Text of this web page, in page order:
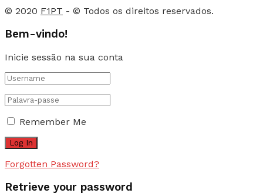
© 2020 F1PT - © Todos os direitos reservados.
Bem-vindo!
Inicie sessão na sua conta
Remember Me
Forgotten Password?
Retrieve your password